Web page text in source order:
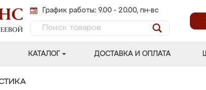
График работы: 9.00 - 20.00, пн-вс
КАТАЛОГ ДОСТАВКА И ОПЛАТА